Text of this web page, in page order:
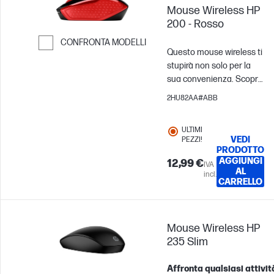
CONFRONTA MODELLI
Mouse Wireless HP
200 - Rosso
Questo mouse wireless ti
stupirà non solo per la
sua convenienza. Scopri
la libertà di lavorare e
sagomata, adatta per
entrambe le mani, ti
permette di aumentare
facilmente la produttività.
Dire addio ai cavi e
facile.
2HU82AA#ABB
ULTIMI
PEZZI!
12,99 €IVA
incl.
VEDI
PRODOTTO
AGGIUNGI
AL
CARRELLO
Mouse Wireless HP
235 Slim
Affronta qualsiasi